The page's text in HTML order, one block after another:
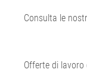
Consulta le
Offerte di lavoro